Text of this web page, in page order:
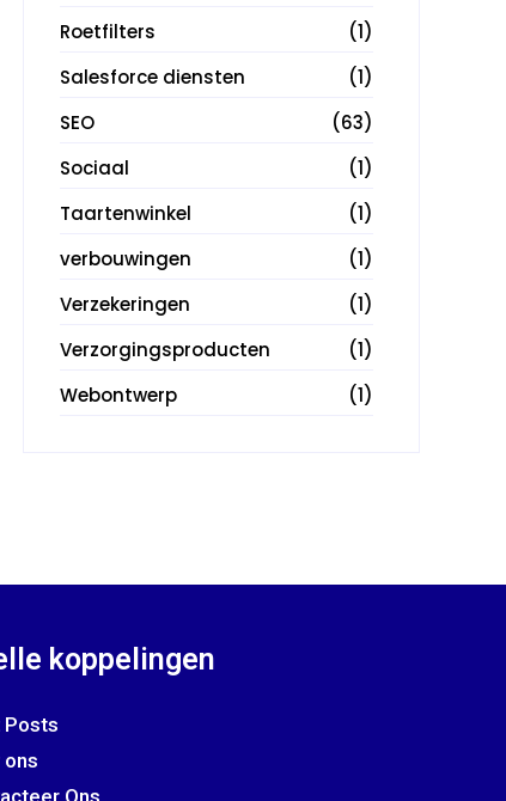
Roetfilters
(1)
Salesforce diensten
(1)
SEO
(63)
Sociaal
(1)
Taartenwinkel
(1)
verbouwingen
(1)
Verzekeringen
(1)
Verzorgingsproducten
(1)
Webontwerp
(1)
koppelingen
Posts
ons
Ons